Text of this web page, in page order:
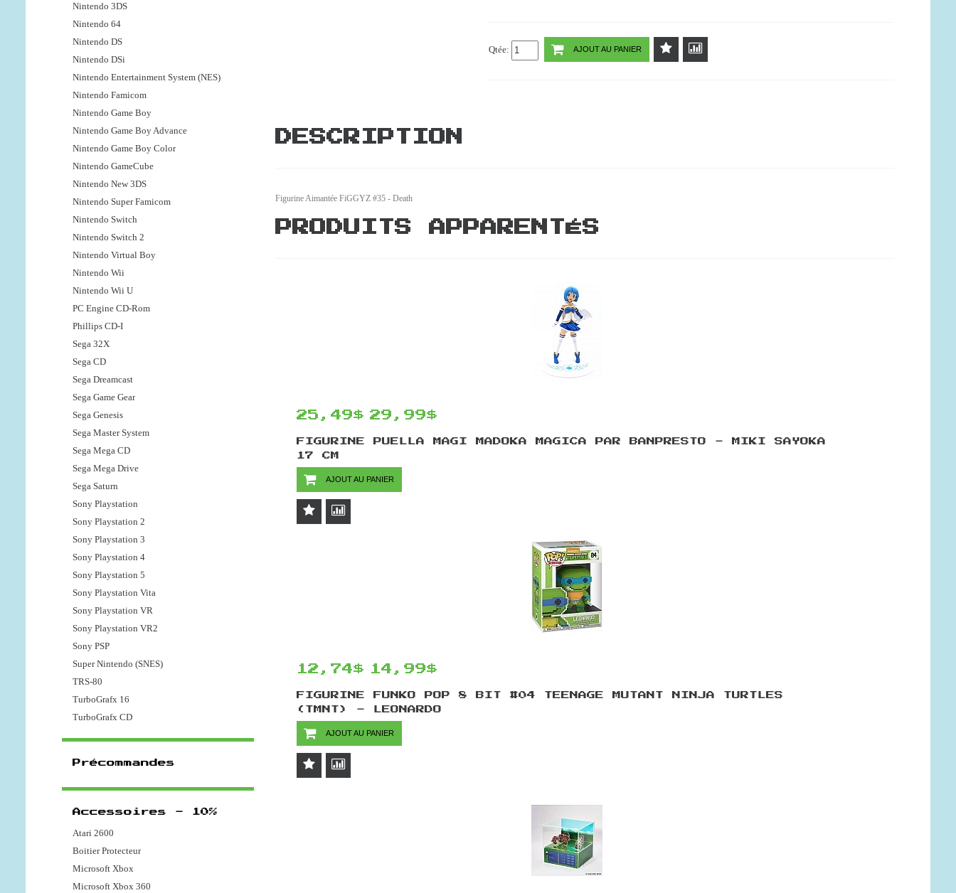
Qtée: AJOUT AU PANIER
DESCRIPTION
Figurine Aimantée FiGGYZ #35 - Death
PRODUITS APPARENTÉS
25,49$ 29,99$
FIGURINE PUELLA MAGI MADOKA MAGICA PAR BANPRESTO - MIKI SAYOKA
17 CM
AJOUT AU PANIER
12,74$ 14,99$
FIGURINE FUNKO POP 8 BIT #04 TEENAGE MUTANT NINJA TURTLES
(TMNT) - LEONARDO
AJOUT AU PANIER
Nintendo 3DS
Nintendo 64
Nintendo DS
Nintendo DSi
Nintendo Entertainment System (NES)
Nintendo Famicom
Nintendo Game Boy
Nintendo Game Boy Advance
Nintendo Game Boy Color
Nintendo GameCube
Nintendo New 3DS
Nintendo Super Famicom
Nintendo Switch
Nintendo Switch 2
Nintendo Virtual Boy
Nintendo Wii
Nintendo Wii U
PC Engine CD-Rom
Phillips CD-I
Sega 32X
Sega CD
Sega Dreamcast
Sega Game Gear
Sega Genesis
Sega Master System
Sega Mega CD
Sega Mega Drive
Sega Saturn
Sony Playstation
Sony Playstation 2
Sony Playstation 3
Sony Playstation 4
Sony Playstation 5
Sony Playstation Vita
Sony Playstation VR
Sony Playstation VR2
Sony PSP
Super Nintendo (SNES)
TRS-80
TurboGrafx 16
TurboGrafx CD
Précommandes
Accessoires - 10%
Atari 2600
Boitier Protecteur
Microsoft Xbox
Microsoft Xbox 360